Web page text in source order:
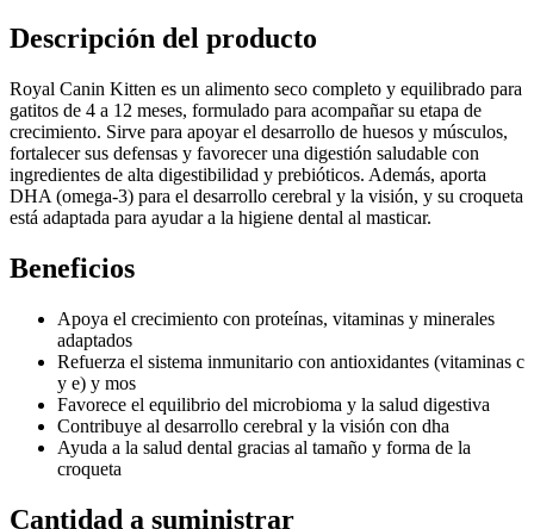
Descripción del producto
Royal Canin Kitten es un alimento seco completo y equilibrado para
gatitos de 4 a 12 meses, formulado para acompañar su etapa de
crecimiento. Sirve para apoyar el desarrollo de huesos y músculos,
fortalecer sus defensas y favorecer una digestión saludable con
ingredientes de alta digestibilidad y prebióticos. Además, aporta
DHA (omega-3) para el desarrollo cerebral y la visión, y su croqueta
está adaptada para ayudar a la higiene dental al masticar.
Beneficios
Apoya el crecimiento con proteínas, vitaminas y minerales
adaptados
Refuerza el sistema inmunitario con antioxidantes (vitaminas c
y e) y mos
Favorece el equilibrio del microbioma y la salud digestiva
Contribuye al desarrollo cerebral y la visión con dha
Ayuda a la salud dental gracias al tamaño y forma de la
croqueta
Cantidad a suministrar